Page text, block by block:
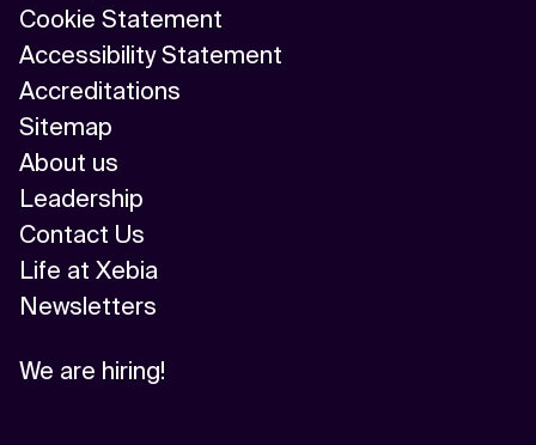
Cookie Statement
Accessibility Statement
Accreditations
Sitemap
About us
Leadership
Contact Us
Life at Xebia
Newsletters
We are hiring!